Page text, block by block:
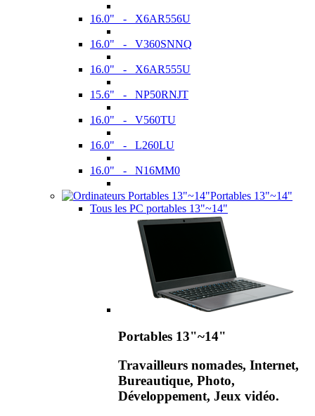
16.0" - X6AR556U
16.0" - V360SNNQ
16.0" - X6AR555U
15.6" - NP50RNJT
16.0" - V560TU
16.0" - L260LU
16.0" - N16MM0
Portables 13"~14"
Tous les PC portables 13"~14"
Portables 13"~14"
Travailleurs nomades, Internet,
Bureautique, Photo,
Développement, Jeux vidéo.